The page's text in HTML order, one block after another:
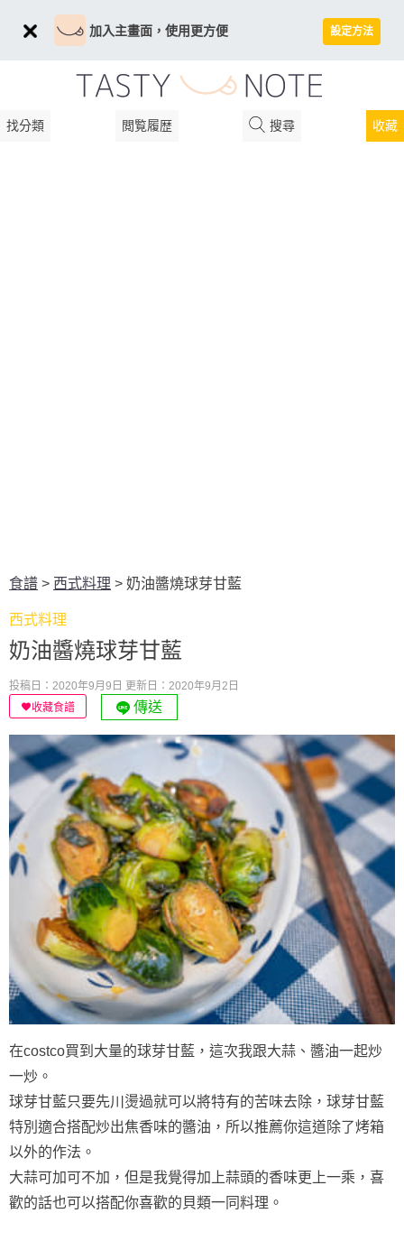
加入主畫面，使用更方便 設定方法
找分類 閲覧履歴 搜尋 收藏
食譜 > 西式料理 > 奶油醬燒球芽甘藍
西式料理
奶油醬燒球芽甘藍
投稿日：2020年9月9日 更新日：2020年9月2日
收藏食譜
傳送
在costco買到大量的球芽甘藍，這次我跟大蒜、醬油一起炒
一炒。
球芽甘藍只要先川燙過就可以將特有的苦味去除，球芽甘藍
特別適合搭配炒出焦香味的醬油，所以推薦你這道除了烤箱
以外的作法。
大蒜可加可不加，但是我覺得加上蒜頭的香味更上一乘，喜
歡的話也可以搭配你喜歡的貝類一同料理。